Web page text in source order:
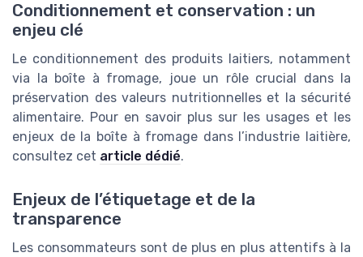
Conditionnement et conservation : un
enjeu clé
Le conditionnement des produits laitiers, notamment
via la boîte à fromage, joue un rôle crucial dans la
préservation des valeurs nutritionnelles et la sécurité
alimentaire. Pour en savoir plus sur les usages et les
enjeux de la boîte à fromage dans l’industrie laitière,
consultez cet article dédié.
Enjeux de l’étiquetage et de la
transparence
Les consommateurs sont de plus en plus attentifs à la